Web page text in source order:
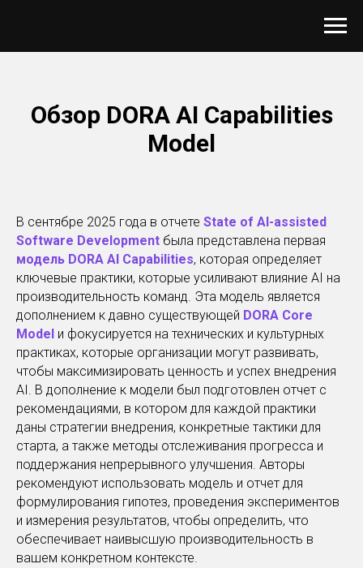
Обзор DORA AI Capabilities
Model
В сентябре 2025 года в отчете State of AI-assisted
Software Development была представлена первая
модель DORA AI Capabilities, которая определяет
ключевые практики, которые усиливают влияние AI на
производительность команд. Эта модель является
дополнением к давно существующей DORA Core
Model и фокусируется на технических и культурных
практиках, которые организации могут развивать,
чтобы максимизировать ценность и успех внедрения
AI. В дополнение к модели был подготовлен отчет с
рекомендациями, в котором для каждой практики
даны стратегии внедрения, конкретные тактики для
старта, а также методы отслеживания прогресса и
поддержания непрерывного улучшения. Авторы
рекомендуют использовать модель и отчет для
формулирования гипотез, проведения экспериментов
и измерения результатов, чтобы определить, что
обеспечивает наивысшую производительность в
вашем конкретном контексте.